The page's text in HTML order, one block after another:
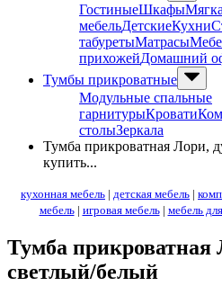
ГостиныеШкафы
мебельДетскиеКухни
табуретыМатрасы
прихожейДомашний
Тумбы прикроватные
Модульные спальные
гарнитурыКровати
столыЗеркала
Тумба прикроватная Лори,
купить...
кухонная мебель | детская мебель |
мебель| игровая мебель| мебель
Тумба прикроватная
светлый/белый